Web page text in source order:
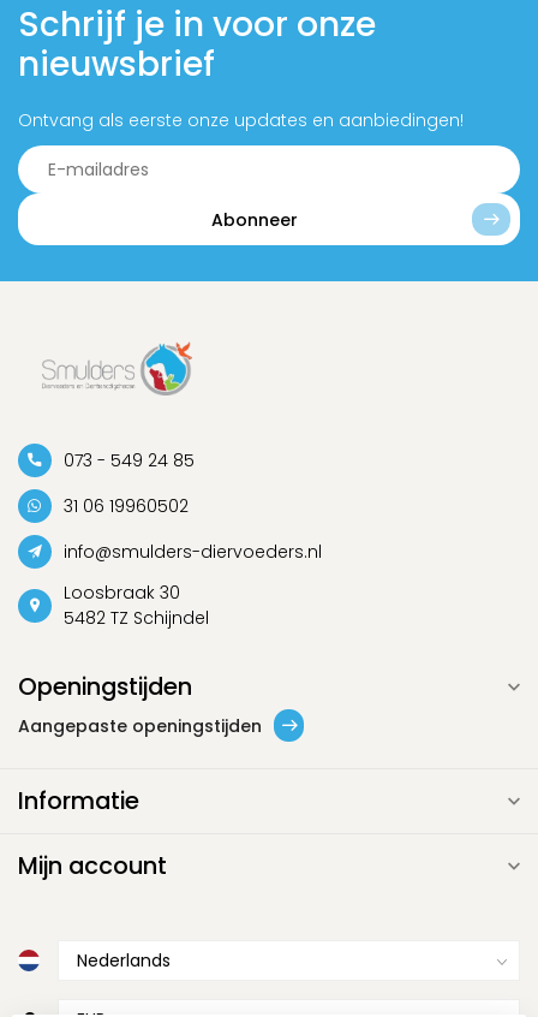
Schrijf je in voor onze
nieuwsbrief
Ontvang als eerste onze updates en aanbiedingen!
Abonneer
073 - 549 24 85
31 06 19960502
info@smulders-diervoeders.nl
Loosbraak 30
5482 TZ Schijndel
Openingstijden
Aangepaste openingstijden
Informatie
Mijn account